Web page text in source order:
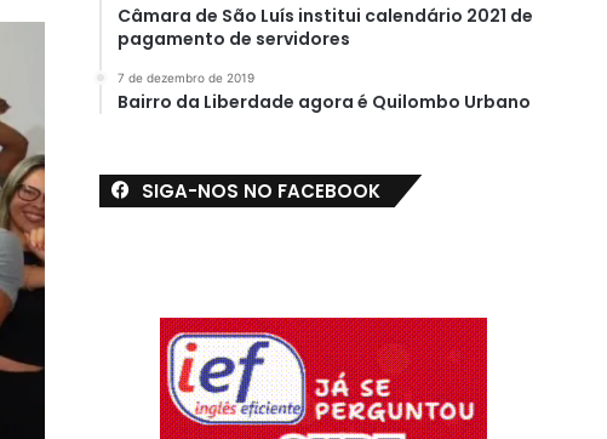
Câmara de São Luís institui calendário 2021 de
pagamento de servidores
7 de dezembro de 2019
Bairro da Liberdade agora é Quilombo Urbano
SIGA-NOS NO FACEBOOK